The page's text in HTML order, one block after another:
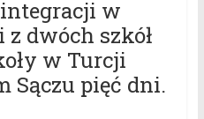
integracji w
z dwóch szkół
w Turcji
Sączu pięć dni.